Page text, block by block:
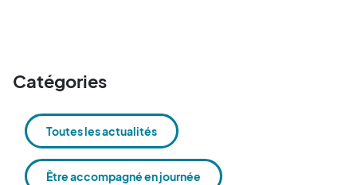
Catégories
Toutes les actualités
Être accompagné en journée